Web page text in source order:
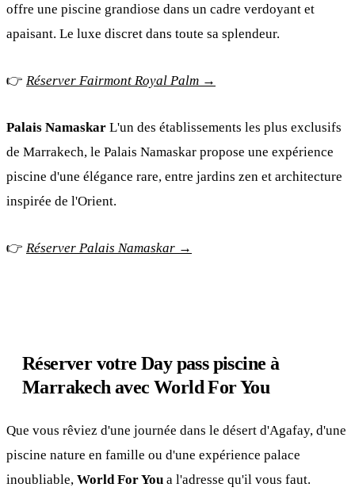
offre une piscine grandiose dans un cadre verdoyant et
apaisant. Le luxe discret dans toute sa splendeur.
👉 Réserver Fairmont Royal Palm →
Palais Namaskar L'un des établissements les plus exclusifs
de Marrakech, le Palais Namaskar propose une expérience
piscine d'une élégance rare, entre jardins zen et architecture
inspirée de l'Orient.
👉 Réserver Palais Namaskar →
Réserver votre Day pass piscine à
Marrakech avec World For You
Que vous rêviez d'une journée dans le désert d'Agafay, d'une
piscine nature en famille ou d'une expérience palace
inoubliable, World For You a l'adresse qu'il vous faut.